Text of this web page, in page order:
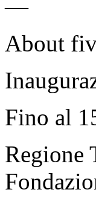
—
About
Fino al
Regione